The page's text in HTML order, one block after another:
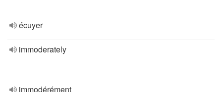
écuyer
immoderately
immodérément